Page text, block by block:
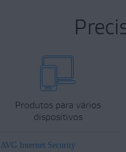
Produtos para vários
dispositivos
AVG Internet Security